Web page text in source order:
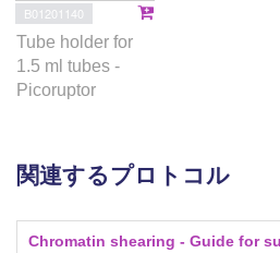
B01201140
Tube holder for
1.5 ml tubes -
Picoruptor
関連するプロトコル
Chromatin shearing - Guide for